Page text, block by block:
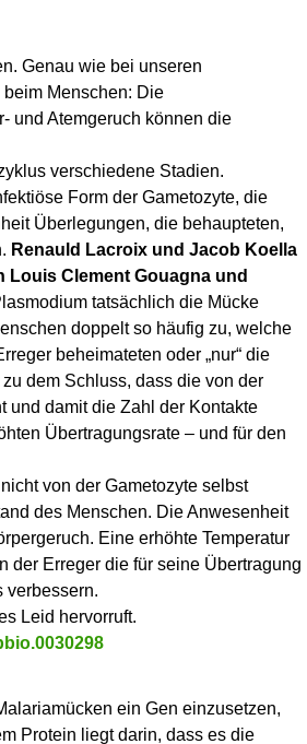
Genau wie bei unseren
Menschen: Die
und Atemgeruch können die
verschiedene Stadien.
Form der Gametozyte, die
Überlegungen, die behaupteten,
Renauld Lacroix und Jacob Koella
Clement Gouagna und
tatsächlich die Mücke
doppelt so häufig zu, welche
beheimateten oder „nur“ die
dem Schluss, dass die von der
und damit die Zahl der Kontakte
Übertragungsrate – und für den
von der Gametozyte selbst
des Menschen. Die Anwesenheit
Eine erhöhte Temperatur
der Erreger die für seine Übertragung
verbessern.
Leid hervorruft.
ein Gen einzusetzen,
Protein liegt darin, dass es die